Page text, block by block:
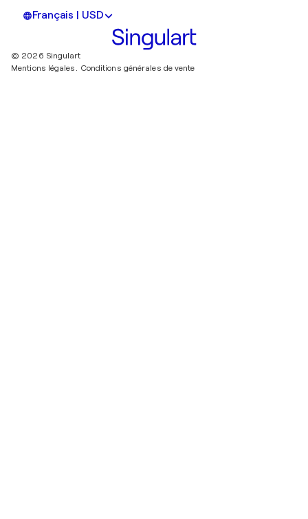
Français | USD
© 2026 Singulart
Mentions légales. Conditions générales de vente